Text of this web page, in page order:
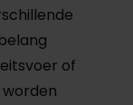
of